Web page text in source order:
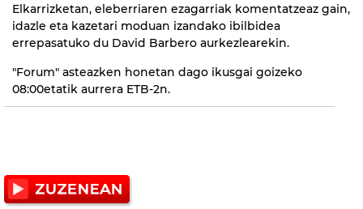
Elkarrizketan, eleberriaren ezagarriak komentatzeaz gain,
idazle eta kazetari moduan izandako ibilbidea
errepasatuko du David Barbero aurkezlearekin.
"Forum" asteazken honetan dago ikusgai goizeko
08:00etatik aurrera ETB-2n.